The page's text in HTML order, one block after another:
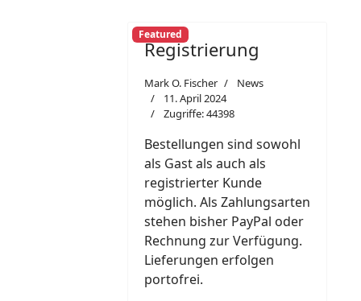
Featured
Registrierung
Mark O. Fischer
News
11. April 2024
Zugriffe: 44398
Bestellungen sind sowohl
als Gast als auch als
registrierter Kunde
möglich. Als Zahlungsarten
stehen bisher PayPal oder
Rechnung zur Verfügung.
Lieferungen erfolgen
portofrei.